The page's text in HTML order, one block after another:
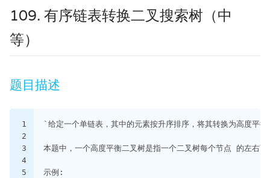
109. 有序链表转换二叉搜索树（中
等）
题目描述
1
2
3
4
5
`给定一个单链表，其中的元素按升序排序，将其转换为高度平衡
本题中，一个高度平衡二叉树是指一个二叉树每个节点 的左右
示例: